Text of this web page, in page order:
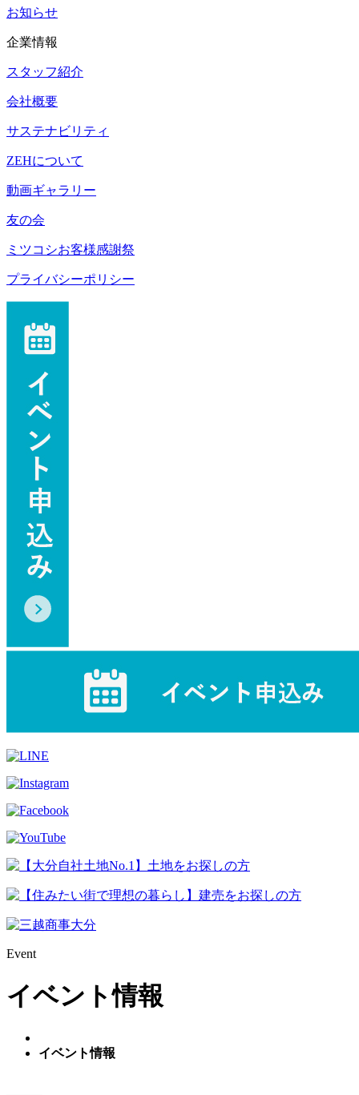
お知らせ
企業情報
スタッフ紹介
会社概要
サステナビリティ
ZEHについて
動画ギャラリー
友の会
ミツコシお客様感謝祭
プライバシーポリシー
Event
イベント情報
イベント情報